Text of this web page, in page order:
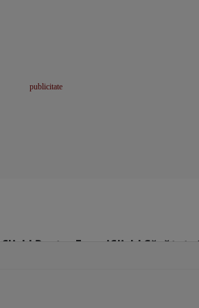
Click! Pentru FemeiClick! Sănătate